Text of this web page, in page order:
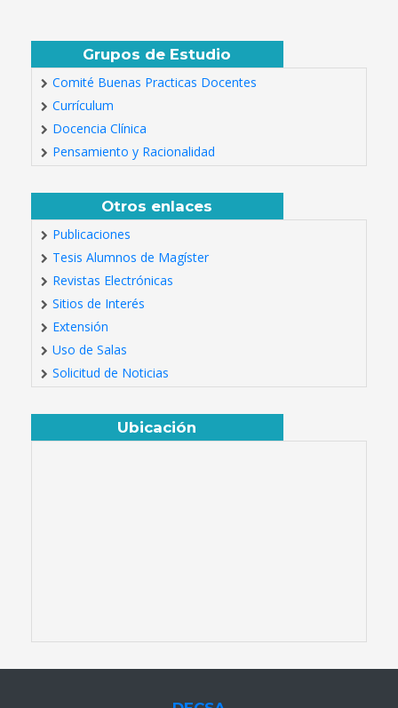
Grupos de Estudio
Comité Buenas Practicas Docentes
Currículum
Docencia Clínica
Pensamiento y Racionalidad
Otros enlaces
Publicaciones
Tesis Alumnos de Magíster
Revistas Electrónicas
Sitios de Interés
Extensión
Uso de Salas
Solicitud de Noticias
Ubicación